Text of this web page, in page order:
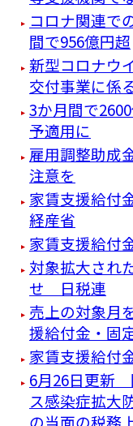
コロナ関連で
間で956億円超
新型コロナウ
交付事業に係
3か月間で
予適用に
雇用調整助成
注意を
家賃支援給
経産省
家賃支援給付
対象拡大され
せ 日税連
売上の対象月
援給付金・固
家賃支援給付
6月26日更新
ス感染症拡大
の当面の税務